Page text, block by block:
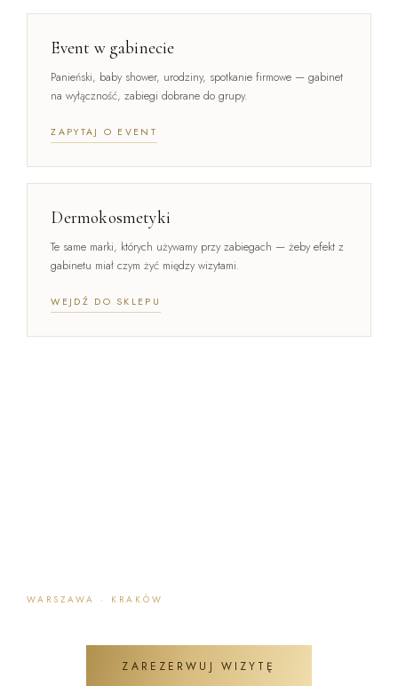
Event w gabinecie
Panieński, baby shower, urodziny, spotkanie firmowe — gabinet
na wyłączność, zabiegi dobrane do grupy.
ZAPYTAJ O EVENT
Dermokosmetyki
Te same marki, których używamy przy zabiegach — żeby efekt z
gabinetu miał czym żyć między wizytami.
WEJDŹ DO SKLEPU
WARSZAWA · KRAKÓW
ZAREZERWUJ WIZYTĘ